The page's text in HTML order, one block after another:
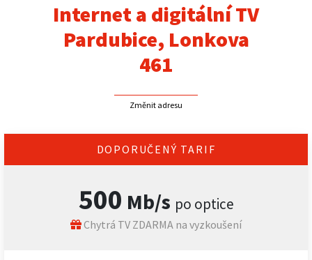
Internet a digitální TV
Pardubice, Lonkova
461
Změnit adresu
DOPORUČENÝ TARIF
500 Mb/s po optice
Chytrá TV ZDARMA na vyzkoušení